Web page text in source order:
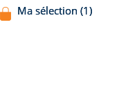
Ma sélection (1)